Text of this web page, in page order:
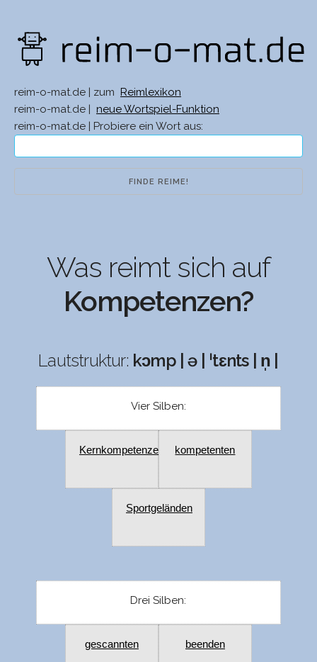
reim-o-mat.de | zum
Reimlexikon
reim-o-mat.de |
neue Wortspiel-Funktion
reim-o-mat.de | Probiere ein Wort aus:
Was reimt sich auf
Kompetenzen?
Lautstruktur: kɔmp | ə | ˈtɛnts | n̩ |
Vier Silben:
Kernkompetenzen kompetenten
Sportgeländen
Drei Silben:
gescannten beenden